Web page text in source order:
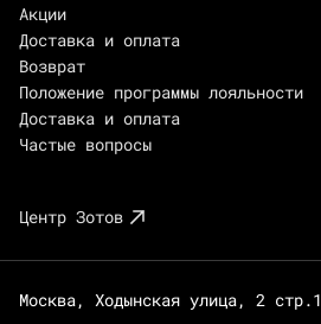
Акции
Доставка и оплата
Возврат
Положение программы лояльности
Доставка и оплата
Частые вопросы
Центр Зотов
Москва, Ходынская улица, 2 стр.1